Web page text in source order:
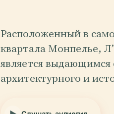
Расположенный в
квартала Монпелье,
является
архитектурного и